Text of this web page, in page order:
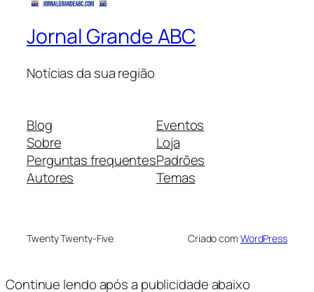
Jornal Grande ABC
Notícias da sua região
Blog
Sobre
Perguntas frequentes
Autores
Eventos
Loja
Padrões
Temas
Twenty Twenty-Five Criado com WordPress
Continue lendo após a publicidade abaixo